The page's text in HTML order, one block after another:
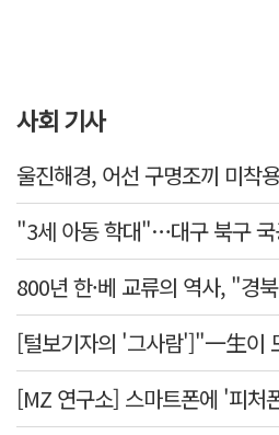
사회 기사
울진해경, 어선 구명조끼 미착